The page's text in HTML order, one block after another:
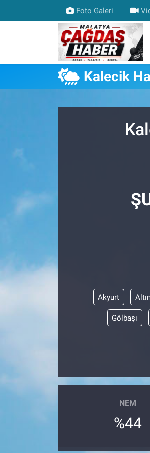
Foto Galeri
Kalecik
Akyurt
Gölbaşı
NEM
%44
Nöbetçi Eczaneler
Hava Durumu
Malatya Namaz Vakitleri
Son Dakika Haberleri